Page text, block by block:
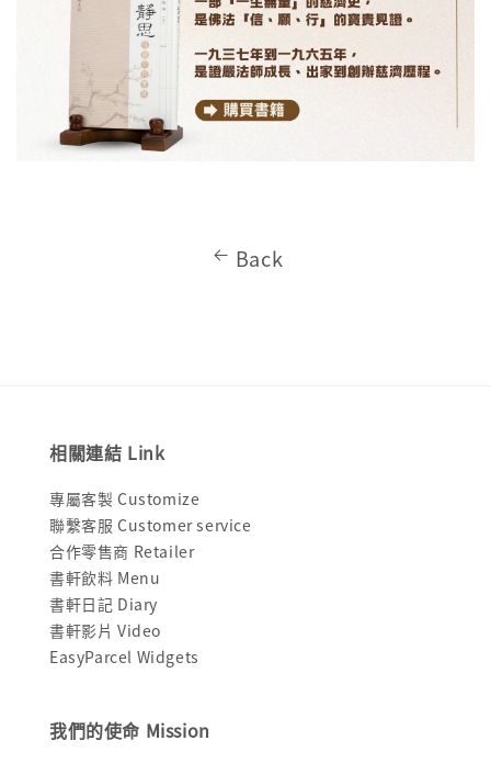
Back
相關連結 Link
專屬客製 Customize
聯繫客服 Customer service
合作零售商 Retailer
書軒飲料 Menu
書軒日記 Diary
書軒影片 Video
EasyParcel Widgets
我們的使命 Mission